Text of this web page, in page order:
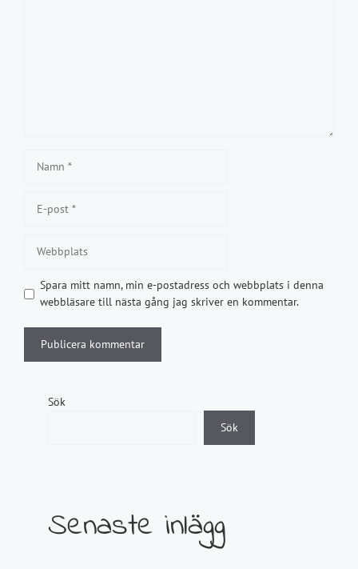
post
Spara mitt namn, min e-postadress och webbplats i denna
webbläsare till nästa gång jag skriver en kommentar.
Sök
Sök
Senaste inlägg